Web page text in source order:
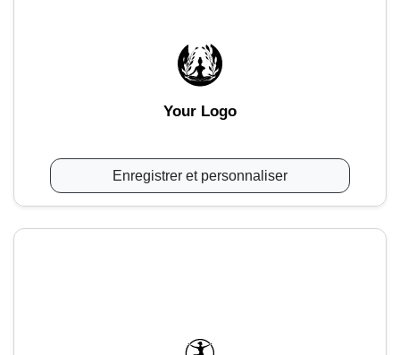
Your Logo
Enregistrer et personnaliser